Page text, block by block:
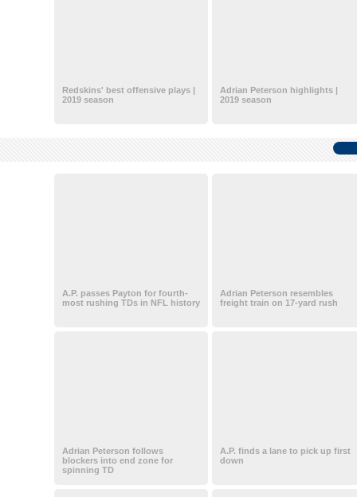
Redskins' best offensive plays |
2019 season
Adrian Peterson highlights |
2019 season
A.P. passes Payton for fourth-
most rushing TDs in NFL history
Adrian Peterson resembles
freight train on 17-yard rush
Adrian Peterson follows
blockers into end zone for
spinning TD
A.P. finds a lane to pick up first
down